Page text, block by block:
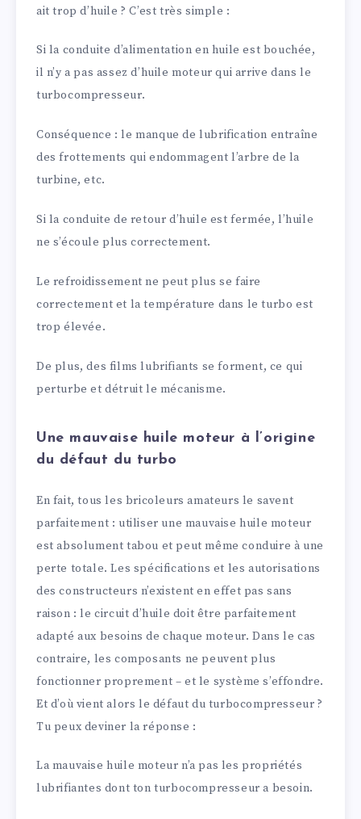
ait trop d’huile ? C’est très simple :
Si la conduite d’alimentation en huile est bouchée,
il n’y a pas assez d’huile moteur qui arrive dans le
turbocompresseur.
Conséquence : le manque de lubrification entraîne
des frottements qui endommagent l’arbre de la
turbine, etc.
Si la conduite de retour d’huile est fermée, l’huile
ne s’écoule plus correctement.
Le refroidissement ne peut plus se faire
correctement et la température dans le turbo est
trop élevée.
De plus, des films lubrifiants se forment, ce qui
perturbe et détruit le mécanisme.
Une mauvaise huile moteur à l’origine
du défaut du turbo
En fait, tous les bricoleurs amateurs le savent
parfaitement : utiliser une mauvaise huile moteur
est absolument tabou et peut même conduire à une
perte totale. Les spécifications et les autorisations
des constructeurs n’existent en effet pas sans
raison : le circuit d’huile doit être parfaitement
adapté aux besoins de chaque moteur. Dans le cas
contraire, les composants ne peuvent plus
fonctionner proprement – et le système s’effondre.
Et d’où vient alors le défaut du turbocompresseur ?
Tu peux deviner la réponse :
La mauvaise huile moteur n’a pas les propriétés
lubrifiantes dont ton turbocompresseur a besoin.